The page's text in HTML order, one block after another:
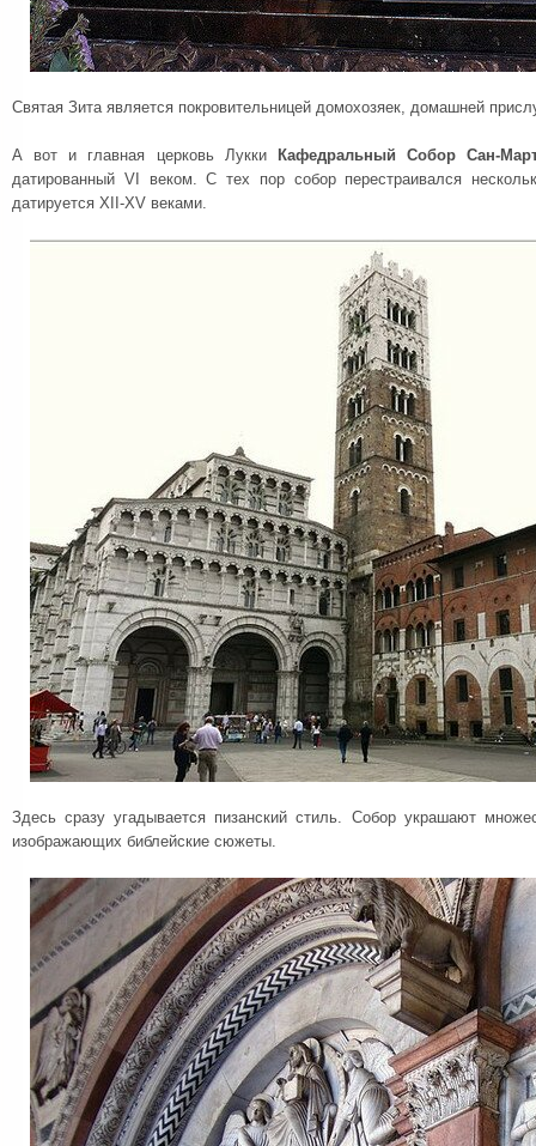
Святая Зита является покровительницей домохозяек, домашней
А вот и главная церковь Лукки
Кафедральный Собор Сан-
датированный VI веком. С тех пор собор перестраивался
датируется XII-XV веками.
Здесь сразу угадывается пизанский стиль. Собор украшают
изображающих библейские сюжеты.